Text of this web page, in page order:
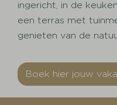
ingericht, in de
een terras met
genieten van de
Boek hier jouw